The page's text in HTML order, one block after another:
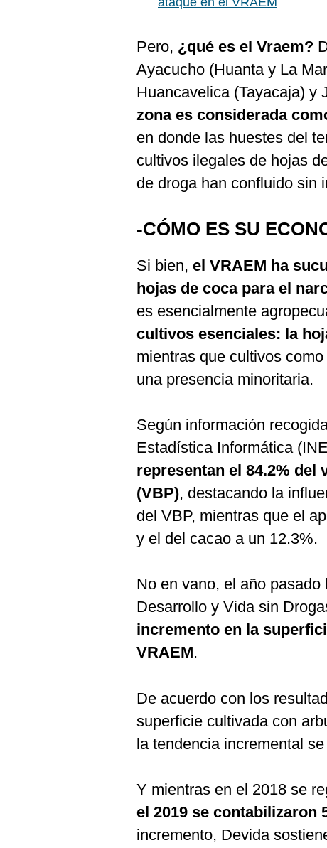
Pero, ¿qué es el Vraem?
Ayacucho (Huanta y La
Huancavelica (Tayacaja) y
zona es considerada
en donde las huestes del
cultivos ilegales de hojas
de droga han confluido sin
-CÓMO ES SU
Si bien, el VRAEM ha
hojas de coca para el
es esencialmente
cultivos esenciales: la
mientras que cultivos
una presencia minoritaria.
Según información
Estadística Informática
representan el 84.2%
(VBP), destacando la
del VBP, mientras que el
y el del cacao a un 12.3%.
No en vano, el año
Desarrollo y Vida sin
incremento en la
VRAEM.
De acuerdo con los
superficie cultivada con
la tendencia incremental
Y mientras en el 2018 se
el 2019 se contabilizaron
incremento, Devida